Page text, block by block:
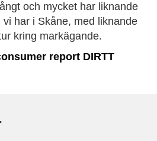
och mycket har liknande
har i Skåne, med liknande
kring markägande.
report DIRTT